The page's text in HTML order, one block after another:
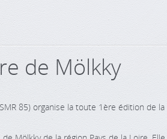
de Mölkky
85) organise la toute 1ère édition de la